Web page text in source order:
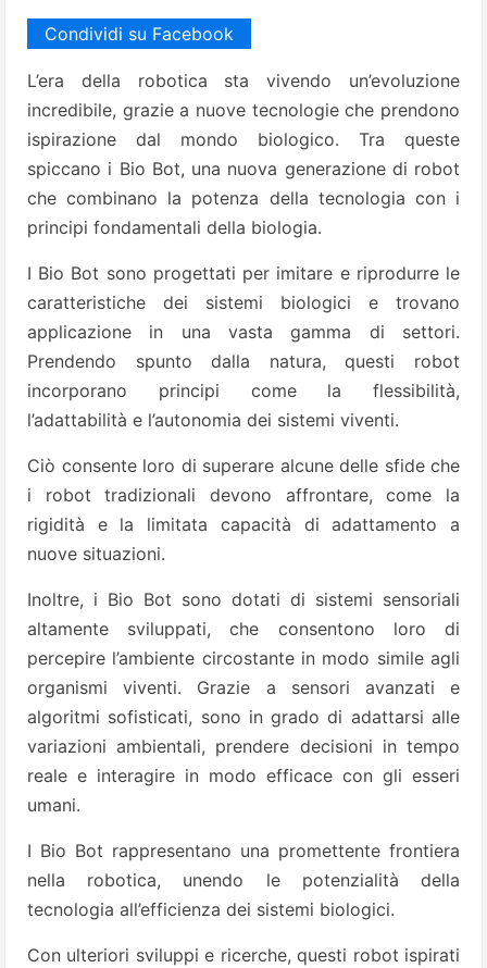
Condividi su Facebook
L’era della robotica sta vivendo un’evoluzione
incredibile, grazie a nuove tecnologie che prendono
ispirazione dal mondo biologico. Tra queste
spiccano i Bio Bot, una nuova generazione di robot
che combinano la potenza della tecnologia con i
principi fondamentali della biologia.
I Bio Bot sono progettati per imitare e riprodurre le
caratteristiche dei sistemi biologici e trovano
applicazione in una vasta gamma di settori.
Prendendo spunto dalla natura, questi robot
incorporano principi come la flessibilità,
l’adattabilità e l’autonomia dei sistemi viventi.
Ciò consente loro di superare alcune delle sfide che
i robot tradizionali devono affrontare, come la
rigidità e la limitata capacità di adattamento a
nuove situazioni.
Inoltre, i Bio Bot sono dotati di sistemi sensoriali
altamente sviluppati, che consentono loro di
percepire l’ambiente circostante in modo simile agli
organismi viventi. Grazie a sensori avanzati e
algoritmi sofisticati, sono in grado di adattarsi alle
variazioni ambientali, prendere decisioni in tempo
reale e interagire in modo efficace con gli esseri
umani.
I Bio Bot rappresentano una promettente frontiera
nella robotica, unendo le potenzialità della
tecnologia all’efficienza dei sistemi biologici.
Con ulteriori sviluppi e ricerche, questi robot ispirati